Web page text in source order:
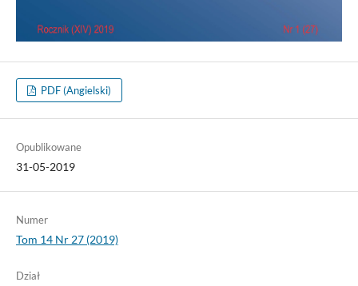
PDF (Angielski)
Opublikowane
31-05-2019
Numer
Tom 14 Nr 27 (2019)
Dział